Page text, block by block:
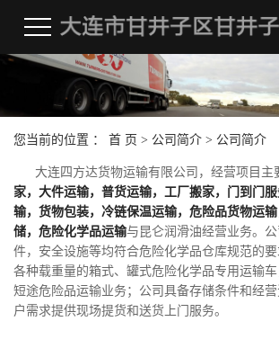
您当前的位置 ： 首 页 > 公司简介 > 公司简介
大连四方达货物运输有限公司，经营项目主
家，大件运输，普货运输，工厂搬家，门到门
输，货物包装，冷链保温运输，危险品货物运
储，危险化学品运输与昆仑润滑油经营业务。
件，安全设施等均符合危险化学品仓库规范的
各种载重量的箱式、罐式危险化学品专用运输车
短途危险品运输业务；公司具备存储条件和经
户需求提供现场提货和送货上门服务。